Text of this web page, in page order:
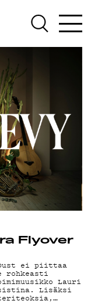
Flyover
ei piittaa
rohkeasti
Lauri
Lisäksi